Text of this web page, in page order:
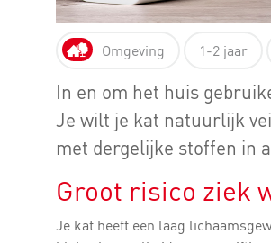
Omgeving 1-2 jaar
In en om het huis
Je wilt je kat natuurlijk
met dergelijke stoffen in
Groot risico ziek
Je kat heeft een laag